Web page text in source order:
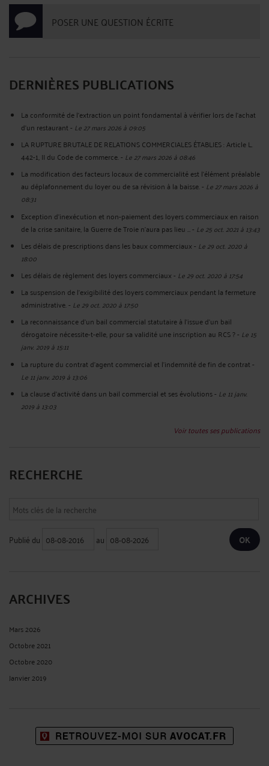
POSER UNE QUESTION ÉCRITE
DERNIÈRES PUBLICATIONS
La conformité de l'extraction un point fondamental à vérifier lors de l'achat
d'un restaurant- Le 27 mars 2026 à 09:05
LA RUPTURE BRUTALE DE RELATIONS COMMERCIALES ÉTABLIES : Article L.
442-1, II du Code de commerce.- Le 27 mars 2026 à 08:46
La modification des facteurs locaux de commercialité est l’élément préalable
au déplafonnement du loyer ou de sa révision à la baisse.- Le 27 mars 2026 à
08:31
Exception d’inexécution et non-paiement des loyers commerciaux en raison
de la crise sanitaire, la Guerre de Troie n’aura pas lieu …- Le 25 oct. 2021 à 13:43
Les délais de prescriptions dans les baux commerciaux- Le 29 oct. 2020 à
18:00
Les délais de règlement des loyers commerciaux- Le 29 oct. 2020 à 17:54
La suspension de l'exigibilité des loyers commerciaux pendant la fermeture
administrative.- Le 29 oct. 2020 à 17:50
La reconnaissance d’un bail commercial statutaire à l’issue d’un bail
dérogatoire nécessite-t-elle, pour sa validité une inscription au RCS ?- Le 15
janv. 2019 à 15:11
La rupture du contrat d'agent commercial et l'indemnité de fin de contrat-
Le 11 janv. 2019 à 13:06
La clause d'activité dans un bail commercial et ses évolutions- Le 11 janv.
2019 à 13:03
Voir toutes ses publications
RECHERCHE
Publié du au
ARCHIVES
Mars 2026
Octobre 2021
Octobre 2020
Janvier 2019